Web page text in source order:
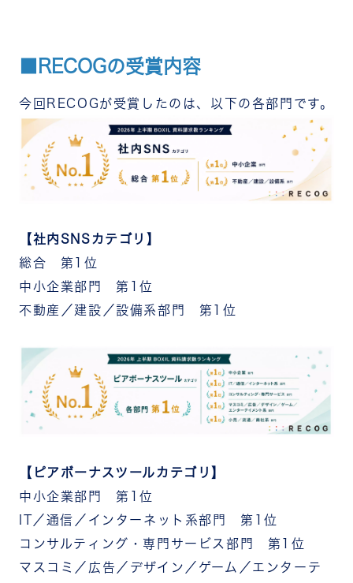
■RECOGの受賞内容
今回RECOGが受賞したのは、以下の各部門です。
【社内SNSカテゴリ】
総合 第1位
中小企業部門 第1位
不動産／建設／設備系部門 第1位
【ピアボーナスツールカテゴリ】
中小企業部門 第1位
IT／通信／インターネット系部門 第1位
コンサルティング・専門サービス部門 第1位
マスコミ／広告／デザイン／ゲーム／エンターテ